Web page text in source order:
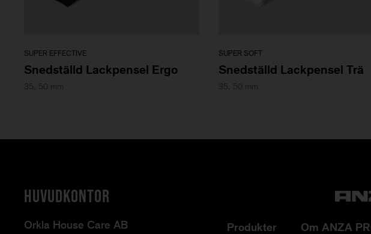
SUPER EFFECTIVE
Snedställd Lackpensel Ergo
35, 50 mm
SUPER SOFT
Snedställd Lackpensel Trä
35, 50 mm
HUVUDKONTOR
Orkla House Care AB
Produkter Om ANZA